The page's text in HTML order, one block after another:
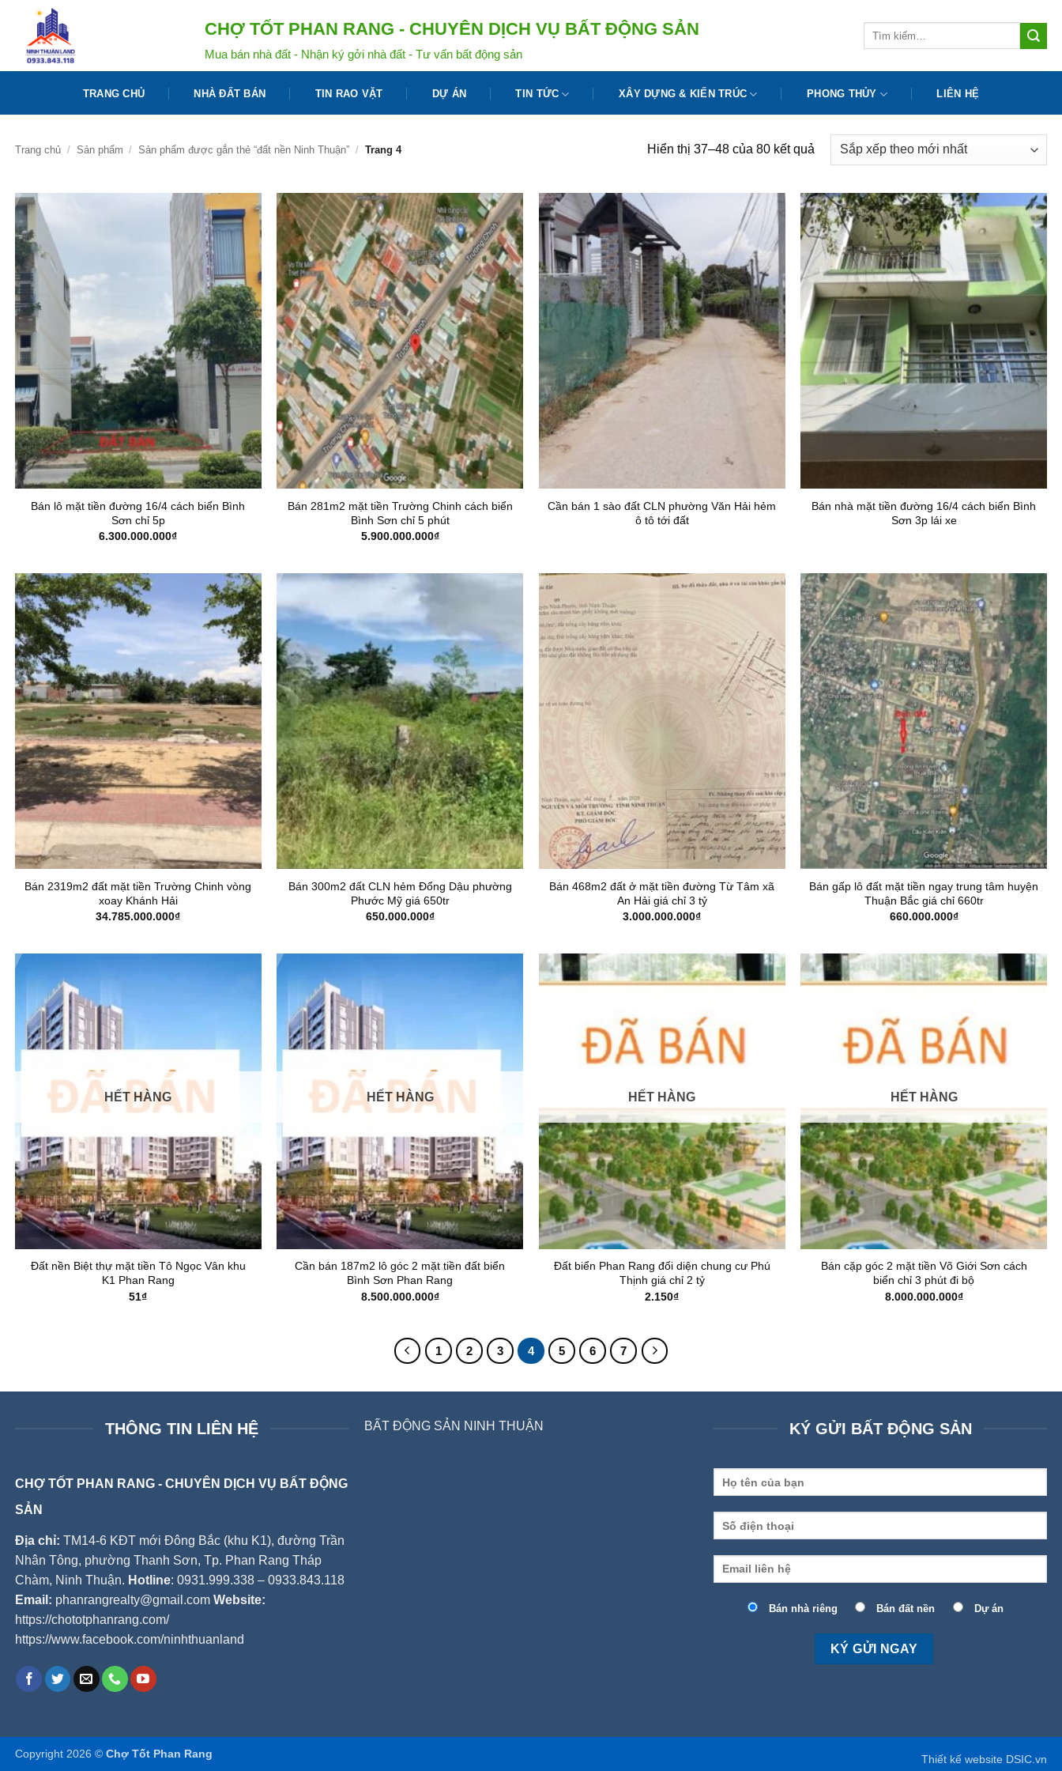
dung
CHỢ TỐT PHAN RANG - CHUYÊN DỊCH VỤ BẤT ĐỘNG SẢN
Mua bán nhà đất - Nhận ký gởi nhà đất - Tư vấn bất động sản
TRANG CHỦ NHÀ ĐẤT BÁN TIN RAO VẶT DỰ ÁN TIN TỨC XÂY DỰNG & KIẾN TRÚC PHONG THỦY LIÊN HỆ
Trang chủ / Sản phẩm / Sản phẩm được gắn thẻ “đất nền Ninh Thuận” / Trang 4 Hiển thị 37–48 của 80 kết quảĐã
sắp
theo
mới
nhất
Bán lô mặt tiền đường 16/4 cách biển Bình
Sơn chỉ 5p
6.300.000.000₫
Bán 281m2 mặt tiền Trường Chinh cách biển
Bình Sơn chỉ 5 phút
5.900.000.000₫
Cần bán 1 sào đất CLN phường Văn Hải hẻm
ô tô tới đất
Bán nhà mặt tiền đường 16/4 cách biển Bình
Sơn 3p lái xe
Bán 2319m2 đất mặt tiền Trường Chinh vòng
xoay Khánh Hải
34.785.000.000₫
Bán 300m2 đất CLN hẻm Đổng Dậu phường
Phước Mỹ giá 650tr
650.000.000₫
Bán 468m2 đất ở mặt tiền đường Từ Tâm xã
An Hải giá chỉ 3 tỷ
3.000.000.000₫
Bán gấp lô đất mặt tiền ngay trung tâm huyện
Thuận Bắc giá chỉ 660tr
660.000.000₫
HẾT HÀNG
Đất nền Biệt thự mặt tiền Tô Ngọc Vân khu
K1 Phan Rang
51₫
HẾT HÀNG
Cần bán 187m2 lô góc 2 mặt tiền đất biển
Bình Sơn Phan Rang
8.500.000.000₫
HẾT HÀNG
Đất biển Phan Rang đối diện chung cư Phú
Thịnh giá chỉ 2 tỷ
2.150₫
HẾT HÀNG
Bán cặp góc 2 mặt tiền Võ Giới Sơn cách
biển chỉ 3 phút đi bộ
8.000.000.000₫
1 2 3 4 5 6 7
THÔNG TIN LIÊN HỆ
CHỢ TỐT PHAN RANG - CHUYÊN DỊCH VỤ BẤT ĐỘNG
SẢN
Địa chỉ: TM14-6 KĐT mới Đông Bắc (khu K1), đường Trần
Nhân Tông, phường Thanh Sơn, Tp. Phan Rang Tháp
Chàm, Ninh Thuận. Hotline: 0931.999.338 – 0933.843.118
Email: phanrangrealty@gmail.com Website:
https://chototphanrang.com/
https://www.facebook.com/ninhthuanland
BẤT ĐỘNG SẢN NINH THUẬN KÝ GỬI BẤT ĐỘNG SẢN
Bán nhà riêng Bán đất nền Dự án
Thiết kế website DSIC.vn
Copyright 2026 © Chợ Tốt Phan Rang